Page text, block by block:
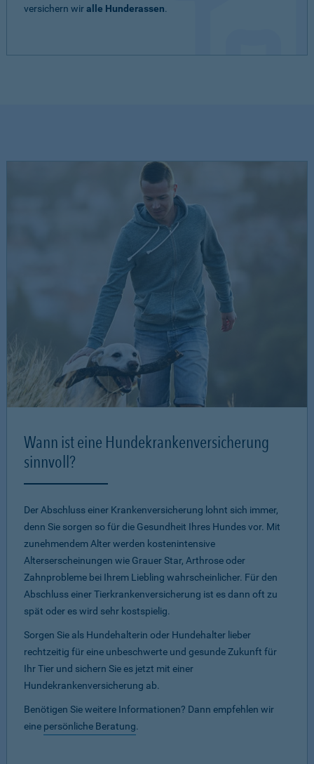
versichern wiralle Hunderassen.
Wann ist eine Hundekrankenversicherung
sinnvoll?
Der Abschluss einer Krankenversicherung lohnt sich immer,
denn Sie sorgen so für die Gesundheit Ihres Hundes vor. Mit
zunehmendem Alter werden kostenintensive
Alterserscheinungen wie Grauer Star, Arthrose oder
Zahnprobleme bei Ihrem Liebling wahrscheinlicher. Für den
Abschluss einer Tierkrankenversicherung ist es dann oft zu
spät oder es wird sehr kostspielig.
Sorgen Sie als Hundehalterin oder Hundehalter lieber
rechtzeitig für eine unbeschwerte und gesunde Zukunft für
Ihr Tier und sichern Sie es jetzt mit einer
Hundekrankenversicherung ab.
Benötigen Sie weitere Informationen? Dann empfehlen wir
eine persönliche Beratung.